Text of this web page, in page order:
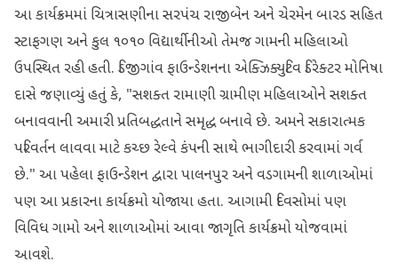
આ કાર્યક્રમમાં ચિત્રાસણીના સરપંચ રાજીબેન અને ચેરમેન બારડ સહિત
સ્ટાફગણ અને કુલ ૧૦૧૦ વિદ્યાર્થીનીઓ તેમજ ગામની મહિલાઓ
ઉપસ્થિત રહી હતી. ડિજીગાંવ ફાઉન્ડેશનના એક્ઝિક્યુટિવ ડિરેક્ટર મોનિષા
દાસે જણાવ્યું હતું કે, "સશક્ત રામાણી ગ્રામીણ મહિલાઓને સશક્ત
બનાવવાની અમારી પ્રતિબદ્ધતાને સમૃદ્ધ બનાવે છે. અમને સકારાત્મક
પરિવર્તન લાવવા માટે કચ્છ રેલ્વે કંપની સાથે ભાગીદારી કરવામાં ગર્વ
છે." આ પહેલા ફાઉન્ડેશન દ્વારા પાલનપુર અને વડગામની શાળાઓમાં
પણ આ પ્રકારના કાર્યક્રમો યોજાયા હતા. આગામી દિવસોમાં પણ
વિવિધ ગામો અને શાળાઓમાં આવા જાગૃતિ કાર્યક્રમો યોજવામાં
આવશે.